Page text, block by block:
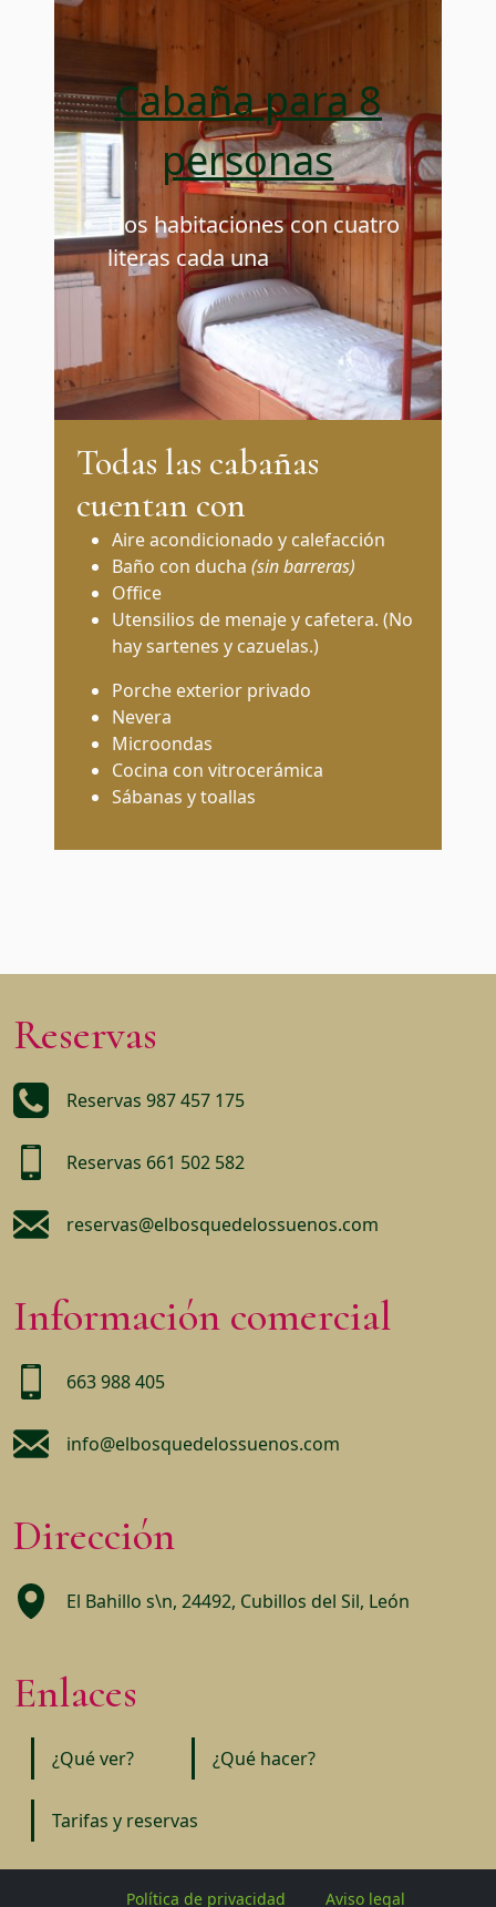
Cabaña para 8
personas
Dos habitaciones con cuatro
literas cada una
Todas las cabañas
cuentan con
Aire acondicionado y calefacción
Baño con ducha(sin barreras)
Office
Utensilios de menaje y cafetera. (No
hay sartenes y cazuelas.)
Porche exterior privado
Nevera
Microondas
Cocina con vitrocerámica
Sábanas y toallas
Reservas
Reservas 987 457 175
Reservas 661 502 582
reservas@elbosquedelossuenos.com
Información comercial
663 988 405
info@elbosquedelossuenos.com
Dirección
El Bahillo s\n, 24492, Cubillos del Sil, León
Enlaces
¿Qué ver? ¿Qué hacer?
Tarifas y reservas
Política de privacidad Aviso legal